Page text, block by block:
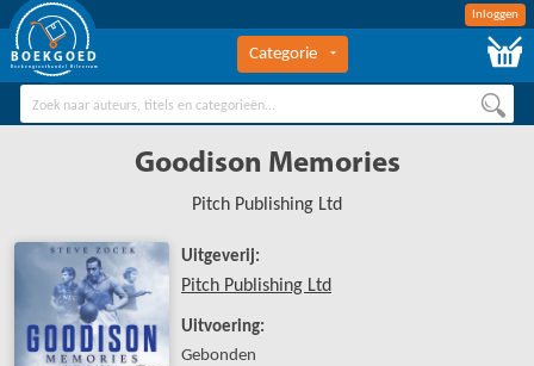
Inloggen
BOEKGOED
Boekengroothandel Hilversum
Categorie
Goodison Memories
Pitch Publishing Ltd
Uitgeverij:
Pitch Publishing Ltd
Uitvoering:
Gebonden